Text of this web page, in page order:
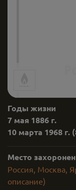
Годы жизни
7 мая 1886 г.
10 марта 1968 г.
Место
Россия, Москва,
описание)